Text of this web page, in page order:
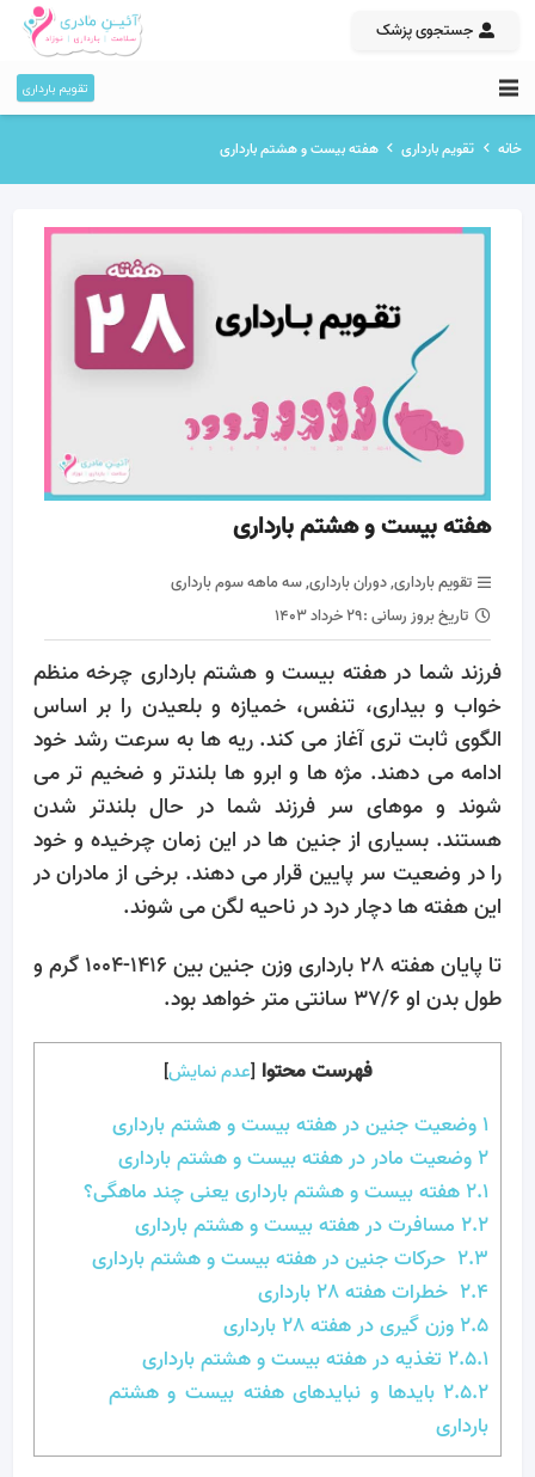
جستجوی پزشک
تقویم بارداری
خانه تقویم بارداری هفته بیست و هشتم بارداری
هفته بیست و هشتم بارداری
تقویم بارداری,دوران بارداری,سه ماهه سوم بارداری
تاریخ بروز رسانی :۲۹ خرداد ۱۴۰۳
فرزند شما در هفته بیست و هشتم بارداری چرخه منظم
خواب و بیداری، تنفس، خمیازه و بلعیدن را بر اساس
الگوی ثابت تری آغاز می کند. ریه ها به سرعت رشد خود
ادامه می دهند. مژه ها و ابرو ها بلندتر و ضخیم تر می
شوند و موهای سر فرزند شما در حال بلندتر شدن
هستند. بسیاری از جنین ها در این زمان چرخیده و خود
را در وضعیت سر پایین قرار می دهند. برخی از مادران در
این هفته ها دچار درد در ناحیه لگن می شوند.
تا پایان هفته 28 بارداری وزن جنین بین 1416-1004 گرم و
طول بدن او 37/6 سانتی متر خواهد بود.
فهرست محتوا [عدم نمایش]
1 وضعیت جنین در هفته بیست و هشتم بارداری
2 وضعیت مادر در هفته بیست و هشتم بارداری
2.1 هفته بیست و هشتم بارداری یعنی چند ماهگی؟
2.2 مسافرت در هفته بیست و هشتم بارداری
2.3 حرکات جنین در هفته بیست و هشتم بارداری
2.4 خطرات هفته 28 بارداری
2.5 وزن گیری در هفته 28 بارداری
2.5.1 تغذیه در هفته بیست و هشتم بارداری
2.5.2 بایدها و نبایدهای هفته بیست و هشتم
بارداری